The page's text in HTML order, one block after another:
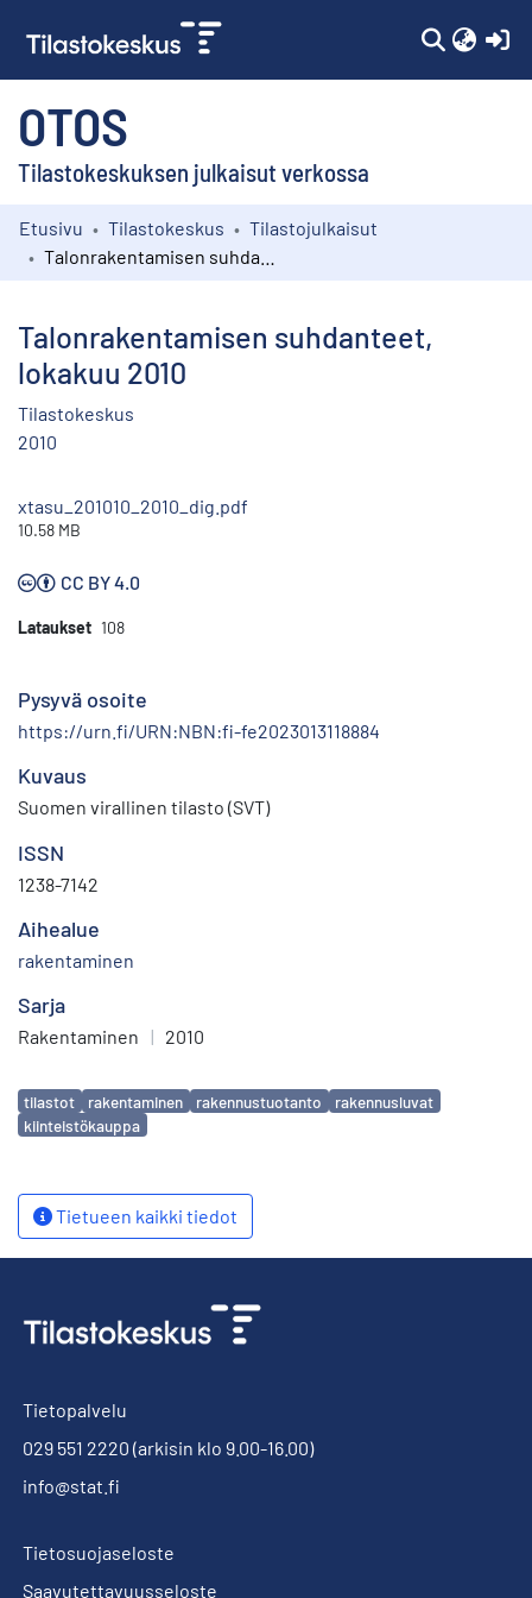
OTOS
Tilastokeskuksen julkaisut verkossa
Kokoelmat
Etusivu Tilastokeskus
Tilastojulkaisut
Talonrakentamisen suhdanteet,
lokakuu 2010
Tilastokeskus
2010
xtasu_201010_2010_dig.pdf
10.58 MB
CC BY 4.0
Lataukset 108
Pysyvä osoite
https://urn.fi/URN:NBN:fi-fe2023013118884
Kuvaus
Suomen virallinen tilasto (SVT)
ISSN
1238-7142
Aihealue
rakentaminen
Sarja
Rakentaminen | 2010
Avainsanat
tilastot rakentaminen rakennustuotanto
rakennusluvat
kiinteistökauppa
Tietueen kaikki tiedot
Tietopalvelu
029 551 2220 (arkisin klo 9.00-16.00)
info@stat.fi
Tietosuojaseloste
Saavutettavuusseloste